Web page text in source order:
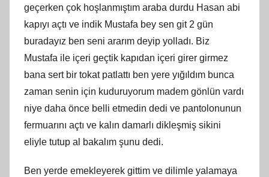
geçerken çok hoşlanmıştım araba durdu Hasan abi
kapıyı açtı ve indik Mustafa bey sen git 2 gün
buradayız ben seni ararım deyip yolladı. Biz
Mustafa ile içeri geçtik kapıdan içeri girer girmez
bana sert bir tokat patlattı ben yere yığıldım bunca
zaman senin için kuduruyorum madem gönlün vardı
niye daha önce belli etmedin dedi ve pantolonunun
fermuarını açtı ve kalın damarlı dikleşmiş sikini
eliyle tutup al bakalım şunu dedi.
Ben yerde emekleyerek gittim ve dilimle yalamaya